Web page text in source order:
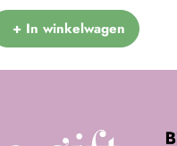
+ In winkelwagen